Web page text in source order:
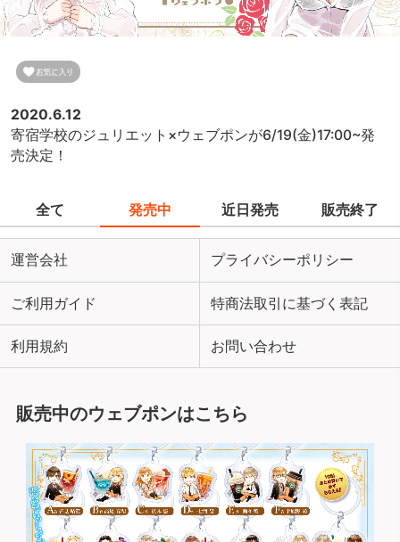
2020.6.12
寄宿学校のジュリエット×ウェブポンが6/19(金)17:00~発
売決定！
全て 発売中 近日発売 販売終了
運営会社 プライバシーポリシー
ご利用ガイド 特商法取引に基づく表記
利用規約 お問い合わせ
販売中のウェブポンはこちら